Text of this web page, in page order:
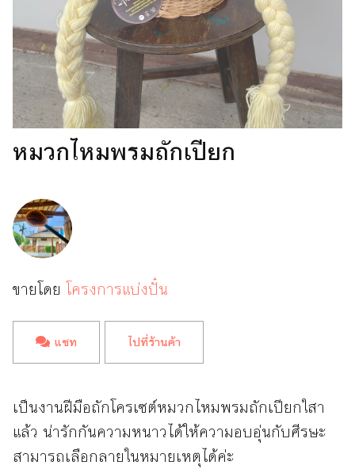
หมวกไหมพรมถักเปียก
ขายโดย โครงการแบ่งปั๋น
แชท ไปที่ร้านค้า
เป็นงานฝีมือถักโครเซต์หมวกไหมพรมถักเปียกใสา
แล้ว น่ารักกันความหนาวได้ให้ความอบอุ่นกับศีรษะ
สามารถเลือกลายในหมายเหตุได้ค่ะ